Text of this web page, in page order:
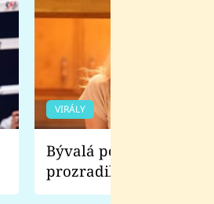
VIRÁLY
Bývalá pornoherečka
prozradila, co ji
natáčení Euforie.